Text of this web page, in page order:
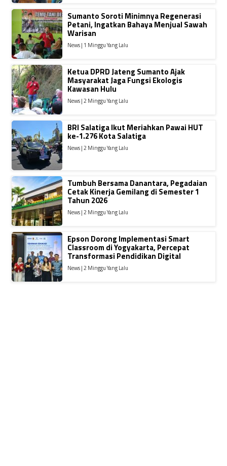
Sumanto Soroti Minimnya Regenerasi
Petani, Ingatkan Bahaya Menjual Sawah
Warisan
News | 1 Minggu Yang Lalu
Ketua DPRD Jateng Sumanto Ajak
Masyarakat Jaga Fungsi Ekologis
Kawasan Hulu
News | 2 Minggu Yang Lalu
BRI Salatiga Ikut Meriahkan Pawai HUT
ke-1.276 Kota Salatiga
News | 2 Minggu Yang Lalu
Tumbuh Bersama Danantara, Pegadaian
Cetak Kinerja Gemilang di Semester 1
Tahun 2026
News | 2 Minggu Yang Lalu
Epson Dorong Implementasi Smart
Classroom di Yogyakarta, Percepat
Transformasi Pendidikan Digital
News | 2 Minggu Yang Lalu